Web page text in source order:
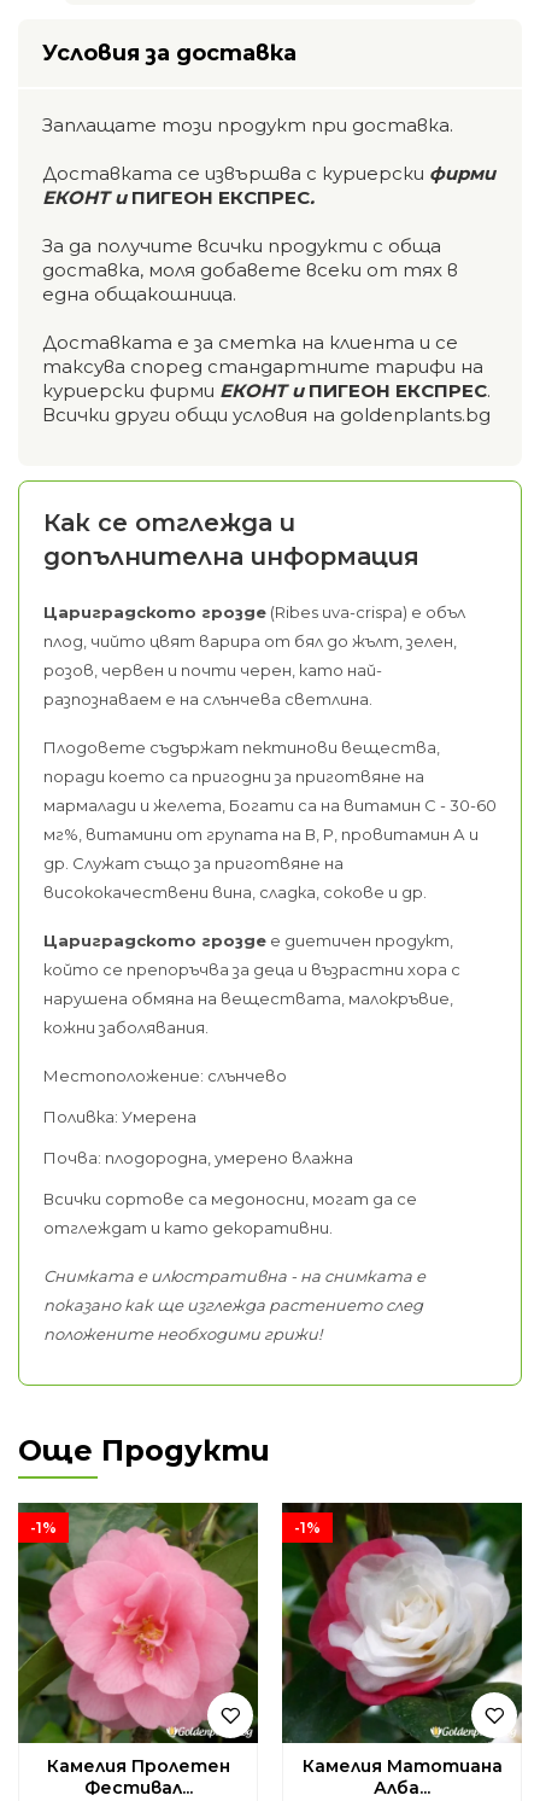
Условия за доставка
Заплащате този продукт при доставка.
Доставката се извършва с куриерски фирми
ЕКОНТ и ПИГЕОН ЕКСПРЕС.
За да получите всички продукти с обща
доставка, моля добавете всеки от тях в
една общакошница.
Доставката е за сметка на клиента и се
таксува според стандартните тарифи на
куриерски фирми ЕКОНТ и ПИГЕОН ЕКСПРЕС.
Всички други общи условия на goldenplants.bg
Как се отглежда и
допълнителна информация
Цариградското грозде (Ribes uva-crispa) е объл
плод, чийто цвят варира от бял до жълт, зелен,
розов, червен и почти черен, като най-
разпознаваем е на слънчева светлина.
Плодовете съдържат пектинови вещества,
поради което са пригодни за приготвяне на
мармалади и желета, Богати са на витамин С - 30-60
мг%, витамини от групата на В, Р, провитамин А и
др. Служат също за приготвяне на
висококачествени вина, сладка, сокове и др.
Цариградското грозде е диетичен продукт,
който се препоръчва за деца и възрастни хора с
нарушена обмяна на веществата, малокръвие,
кожни заболявания.
Местоположение: слънчево
Поливка: Умерена
Почва: плодородна, умерено влажна
Всички сортове са медоносни, могат да се
отглеждат и като декоративни.
Снимката е илюстративна - на снимката е
показано как ще изглежда растението след
положените необходими грижи!
Още Продукти
-1%
Камелия Пролетен
Фестивал...
-1%
Камелия Матотиана
Алба...